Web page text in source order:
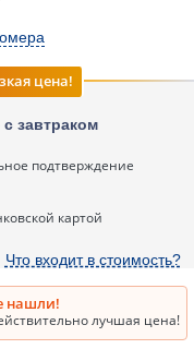
цена!
завтраком
подтверждение
картой
Что входит в стоимость?
нашли!
лучшая цена!